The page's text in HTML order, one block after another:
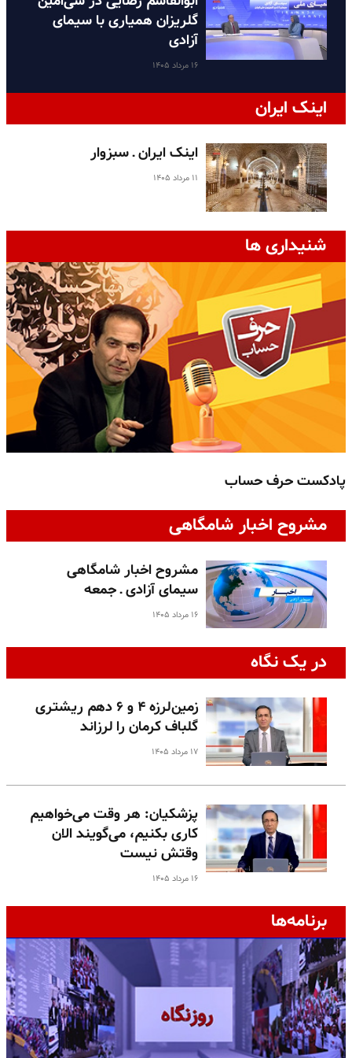
گلریزان همیاری با سیمای
آزادی
۱۶ مرداد ۱۴۰۵
اینک ایران
اینک ایران ـ سبزوار
۱۱ مرداد ۱۴۰۵
شنیداری ها
پادکست حرف حساب
مشروح اخبار شامگاهی
مشروح اخبار شامگاهی
سیمای آزادی ـ جمعه
۱۶ مرداد ۱۴۰۵
در یک نگاه
زمین‌لرزه ۴ و ۶ دهم ریشتری
گلباف کرمان را لرزاند
۱۷ مرداد ۱۴۰۵
پزشکیان: هر وقت می‌خواهیم
کاری بکنیم، می‌گویند الان
وقتش نیست
۱۶ مرداد ۱۴۰۵
برنامه‌ها